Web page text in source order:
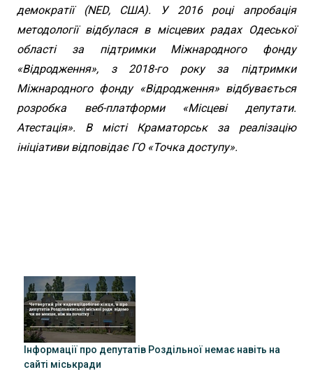
демократії (NED, США). У 2016 році апробація
методології відбулася в місцевих радах Одеської
області за підтримки Міжнародного фонду
«Відродження», з 2018-го року за підтримки
Міжнародного фонду «Відродження» відбувається
розробка веб-платформи «Місцеві депутати.
Атестація». В місті Краматорськ за реалізацію
ініціативи відповідає ГО «Точка доступу».
Інформації про депутатів Роздільної немає навіть на
сайті міськради